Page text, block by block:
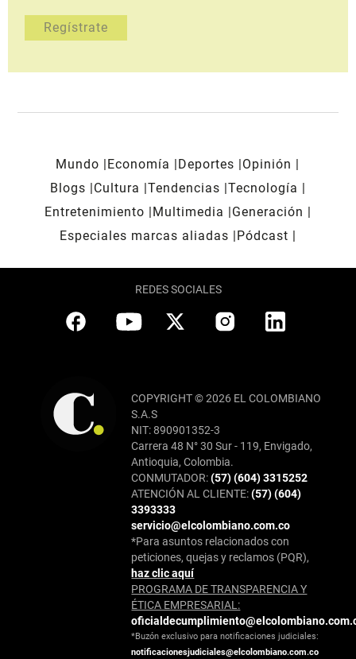
Mundo Economía Deportes
Opinión
Blogs
Cultura Tendencias Tecnología
Entretenimiento
Multimedia
Generación
Especiales marcas aliadas
Pódcast
REDES SOCIALES
COPYRIGHT © 2026 EL COLOMBIANO
S.A.S
NIT: 890901352-3
Carrera 48 N° 30 Sur - 119, Envigado,
Antioquia, Colombia.
CONMUTADOR:(57) (604) 3315252
ATENCIÓN AL CLIENTE:(57) (604)
3393333
servicio@elcolombiano.com.co
*Para asuntos relacionados con
peticiones, quejas y reclamos (PQR),
haz clic aquí
PROGRAMA DE TRANSPARENCIA Y
ÉTICA EMPRESARIAL:
*Buzón exclusivo para notificaciones judiciales:
notificacionesjudiciales@elcolombiano.com.co